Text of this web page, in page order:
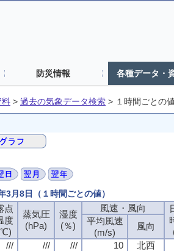
防災情報 各種データ・
料 > 過去の気象データ検索 > １時間ごとの
月8日（１時間ごとの値）
点
度
蒸気圧
(hPa)
湿度
(％)
風速・風向
平均風速
(m/s)
風向
/// /// /// 10
北西
点
度
蒸気圧
(hPa)
湿度
(％)
風速・風向
平均風速
(m/s)
風向
/// /// /// 10
北西
点
度
蒸気圧
(hPa)
湿度
(％)
風速・風向
平均風速
(m/s)
風向
/// /// /// 10
北西
点
度
蒸気圧
(hPa)
湿度
(％)
風速・風向
平均風速
(m/s)
風向
/// /// /// 10
北西